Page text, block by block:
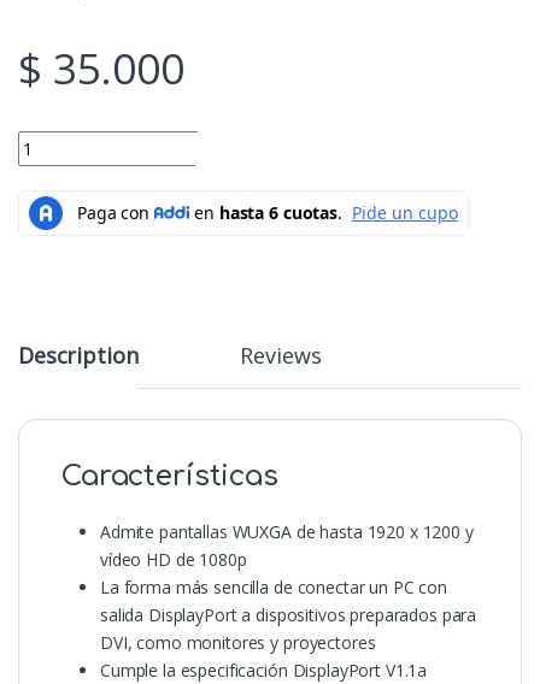
$ 35.000
ADAPTADOR DISPLAY POPRT a DVI ENCOREELETROCNIS quantity
Description Reviews
Características
Admite pantallas WUXGA de hasta 1920 x 1200 y
vídeo HD de 1080p
La forma más sencilla de conectar un PC con
salida DisplayPort a dispositivos preparados para
DVI, como monitores y proyectores
Cumple la especificación DisplayPort V1.1a